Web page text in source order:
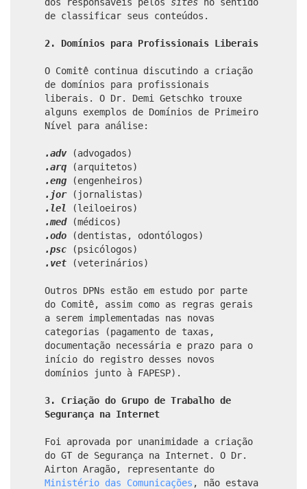
de classificar seus conteúdos.
2. Domínios para Profissionais Liberais
O Comitê continua discutindo a criação
de domínios para profissionais
liberais. O Dr. Demi Getschko trouxe
alguns exemplos de Domínios de Primeiro
Nível para análise:
.adv
(advogados)
.arq (arquitetos)
.eng (engenheiros)
.jor(jornalistas)
.lel
(leiloeiros)
.med(médicos)
.odo (dentistas, odontólogos)
.psc (psicólogos)
.vet (veterinários)
Outros DPNs estão em estudo por parte
do Comitê, assim como as regras gerais
a serem implementadas nas novas
categorias (pagamento de taxas,
documentação necessária e prazo para o
início do registro desses novos
domínios junto à FAPESP).
3. Criação do Grupo de Trabalho de
Segurança na Internet
Foi aprovada por unanimidade a criação
do GT de Segurança na Internet. O Dr.
Airton Aragão, representante do
Ministério das Comunicações , não estava